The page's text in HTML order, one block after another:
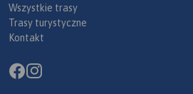
Wszystkie trasy
Trasy turystyczne
Kontakt